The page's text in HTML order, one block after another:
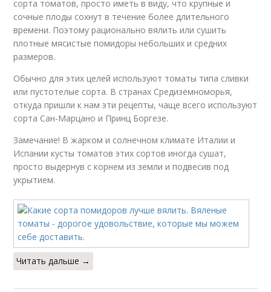
сорта томатов, просто иметь в виду, что крупные и
сочные плоды сохнут в течение более длительного
времени. Поэтому рационально вялить или сушить
плотные мясистые помидоры небольших и средних
размеров.
Обычно для этих целей используют томаты типа сливки
или пустотелые сорта. В странах Средиземноморья,
откуда пришли к нам эти рецепты, чаще всего используют
сорта Сан-Марцано и Принц Боргезе.
Замечание! В жарком и солнечном климате Италии и
Испании кусты томатов этих сортов иногда сушат,
просто выдернув с корнем из земли и подвесив под
укрытием.
Читать дальше →